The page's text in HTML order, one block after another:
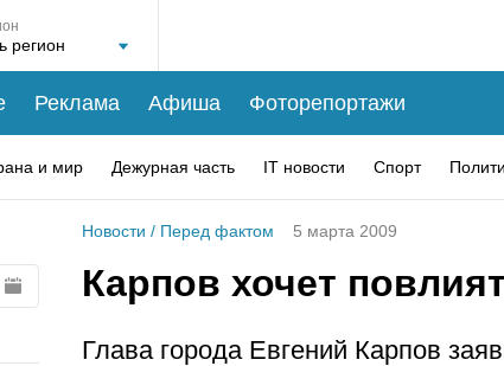
Реклама Афиша Фоторепортажи
и мир Дежурная часть IT новости Спорт
Новости / Перед фактом 5 марта 2009
Карпов хочет
Глава города Евгений Карпов